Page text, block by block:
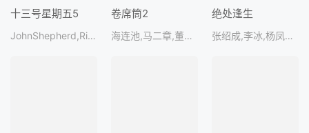
十三号星期五5
JohnShepherd,RichardYoung,CoreyParker,科里·费尔德曼
卷席筒2
海连池,马二章,董秀娟,王克丽,吴自立,单莹,成光星,郭克训,张升科,徐兴俊,马莉,葛建华,韩永卿,杨伟龙,徐志敏,宋友谊
绝处逢生
张绍成,李冰,杨凤一,崔毅,刘克